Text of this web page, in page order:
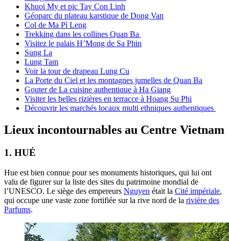
Khuoi My et pic Tay Con Linh
Géoparc du plateau karstique de Dong Van
Col de Ma Pí Leng
Trekking dans les collines Quan Ba
Visitez le palais H’Mong de Sa Phin
Sung La
Lung Tam
Voir la tour de drapeau Lung Cu
La Porte du Ciel et les montagnes jumelles de Quan Ba
Gouter de La cuisine authentique à Ha Giang
Visiter les belles rizières en terracce à Hoang Su Phi
Découvrir les marchés locaux multi ethniques authentiques
Lieux incontournables au Centre Vietnam
1. HUÉ
Hue est bien connue pour ses monuments historiques, qui lui ont
valu de figurer sur la liste des sites du patrimoine mondial de
l’UNESCO. Le siège des empereurs Nguyen était la Cité impériale,
qui occupe une vaste zone fortifiée sur la rive nord de la rivière des
Parfums.